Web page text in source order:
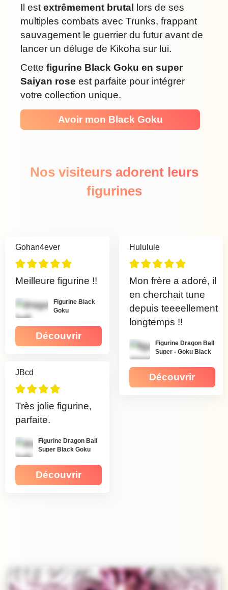
Il estextrêmement brutal
lors de ses
multiples combats avec Trunks, frappant
sauvagement le guerrier du futur avant de
lancer un déluge de Kikoha sur lui.
Cette figurine Black Goku en super
Saiyan rose est parfaite pour intégrer
votre collection unique.
Avoir mon Black Goku
Nos visiteurs adorent leurs
figurines
Gohan4ever
Meilleure figurine !!
Figurine Black
Goku
Découvrir
JBcd
Très jolie figurine,
parfaite.
Figurine Dragon Ball
Super Black Goku
Découvrir
Hululule
Mon frère a adoré, il
en cherchait tune
depuis teeeellement
longtemps !!
Figurine Dragon Ball
Super - Goku Black
Découvrir